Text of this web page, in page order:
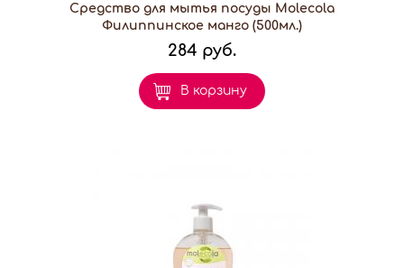
Средство для мытья посуды Molecola
Филиппинское манго (500мл.)
284 руб.
В корзину